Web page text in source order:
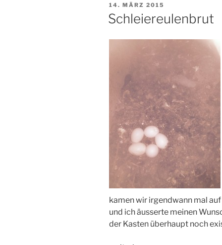
VERÖFFENTLICHT
AM
14. MÄRZ 2015
Schleiereulenbrut
kamen wir irgendwann mal
und ich äusserte meinen
der Kasten überhaupt noch